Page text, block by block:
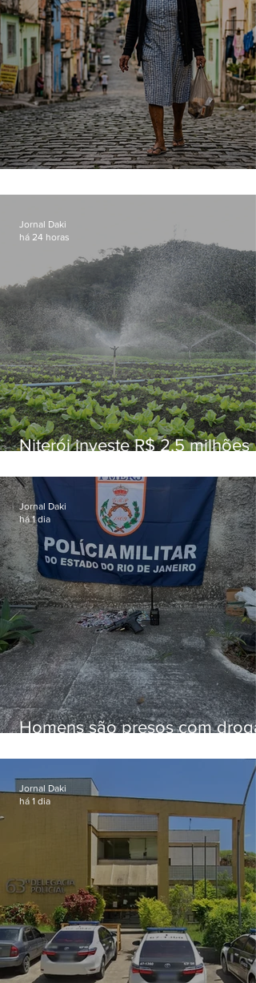
Niterói investe R$ 2,5 milhões
familiar para merenda escolar
Jornal Daki
há 24 horas
Homens são presos com
Jornal Daki
há 1 dia
Jornal Daki
há 1 dia